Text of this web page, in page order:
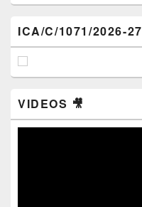
ICA/C/1071/2026-27
VIDEOS 🎥